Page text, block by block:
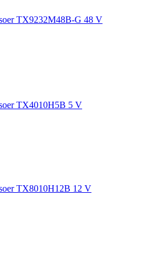
TX9232M48B-G 48 V
TX4010H5B 5 V
TX8010H12B 12 V